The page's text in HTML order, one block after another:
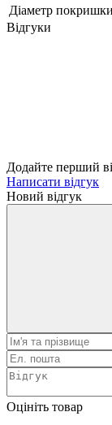
Діаметр покришки
Відгуки
Додайте перший
Написати відгук
Новий відгук
Оцініть товар